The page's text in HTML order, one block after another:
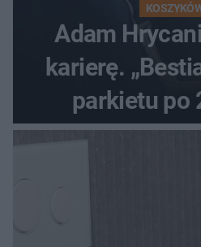
Adam
karierę.
parkietu po